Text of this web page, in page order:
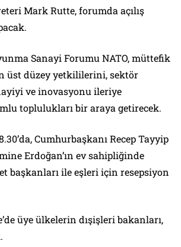
Mark Rutte, forumda açılış
Sanayi Forumu NATO, müttefik
üst düzey yetkililerini, sektör
ve inovasyonu ileriye
toplulukları bir araya getirecek.
Cumhurbaşkanı Recep Tayyip
Erdoğan’ın ev sahipliğinde
başkanları ile eşleri için resepsiyon
üye ülkelerin dışişleri bakanları,